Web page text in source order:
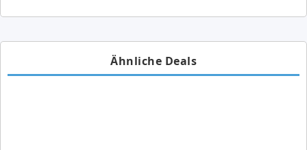
Ähnliche Deals